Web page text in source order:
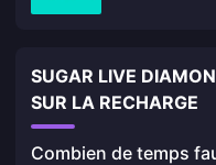
SUGAR LIVE
SUR LA RECHARGE
Combien de temps